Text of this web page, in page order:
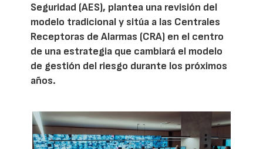
Seguridad (AES), plantea una revisión del
modelo tradicional y sitúa a las Centrales
Receptoras de Alarmas (CRA) en el centro
de una estrategia que cambiará el modelo
de gestión del riesgo durante los próximos
años.